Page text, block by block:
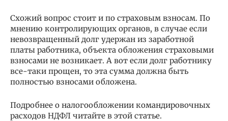
Схожий вопрос стоит и по страховым взносам. По
мнению контролирующих органов, в случае если
невозвращенный долг удержан из заработной
платы работника, объекта обложения страховыми
взносами не возникает. А вот если долг работнику
все-таки прощен, то эта сумма должна быть
полностью взносами обложена.
Подробнее о налогообложении командировочных
расходов НДФЛ читайте в этой статье.